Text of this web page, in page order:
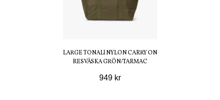
LARGE TONALl NYLON CARRY ON
RESVÄSKA GRÖN/TARMAC
949 kr